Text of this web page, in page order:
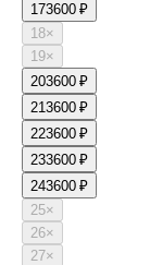
173600 ₽
18×
19×
203600 ₽
213600 ₽
223600 ₽
233600 ₽
243600 ₽
25×
26×
27×